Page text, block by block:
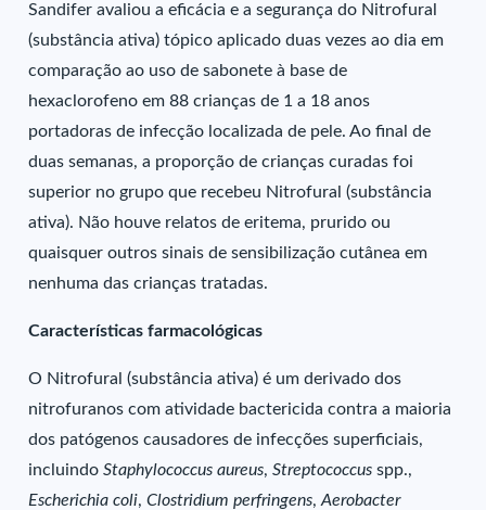
Sandifer avaliou a eficácia e a segurança do Nitrofural
(substância ativa) tópico aplicado duas vezes ao dia em
comparação ao uso de sabonete à base de
hexaclorofeno em 88 crianças de 1 a 18 anos
portadoras de infecção localizada de pele. Ao final de
duas semanas, a proporção de crianças curadas foi
superior no grupo que recebeu Nitrofural (substância
ativa). Não houve relatos de eritema, prurido ou
quaisquer outros sinais de sensibilização cutânea em
nenhuma das crianças tratadas.
Características farmacológicas
O Nitrofural (substância ativa) é um derivado dos
nitrofuranos com atividade bactericida contra a maioria
dos patógenos causadores de infecções superficiais,
incluindoStaphylococcus aureus,Streptococcus spp.,
Escherichia coli,Clostridium perfringens,Aerobacter